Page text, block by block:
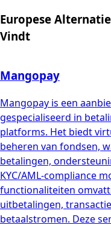
Europese
Vindt
Mangopay
Mangopay is een
gespecialiseerd in
platforms. Het biedt
beheren van fondsen,
betalingen,
KYC/AML-compliance
functionaliteiten
uitbetalingen,
betaalstromen. Deze